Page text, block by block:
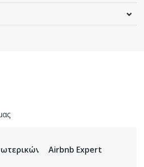
Airbnb Expert